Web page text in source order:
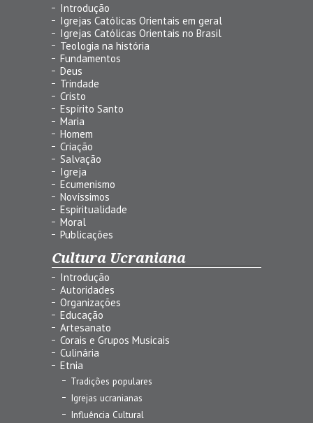
Introdução
Igrejas Católicas Orientais em geral
Igrejas Católicas Orientais no Brasil
Teologia na história
Fundamentos
Deus
Trindade
Cristo
Espírito Santo
Maria
Homem
Criação
Salvação
Igreja
Ecumenismo
Novíssimos
Espiritualidade
Moral
Publicações
Cultura Ucraniana
Introdução
Autoridades
Organizações
Educação
Artesanato
Corais e Grupos Musicais
Culinária
Etnia
Tradições populares
Igrejas ucranianas
Influência Cultural